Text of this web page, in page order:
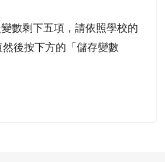
數剩下五項，請依照學校的
後按下方的「儲存變數